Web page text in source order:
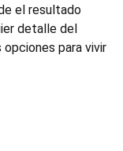
el resultado
detalle del
para vivir